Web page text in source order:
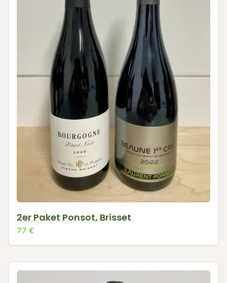
2er Paket Ponsot, Brisset
77 €